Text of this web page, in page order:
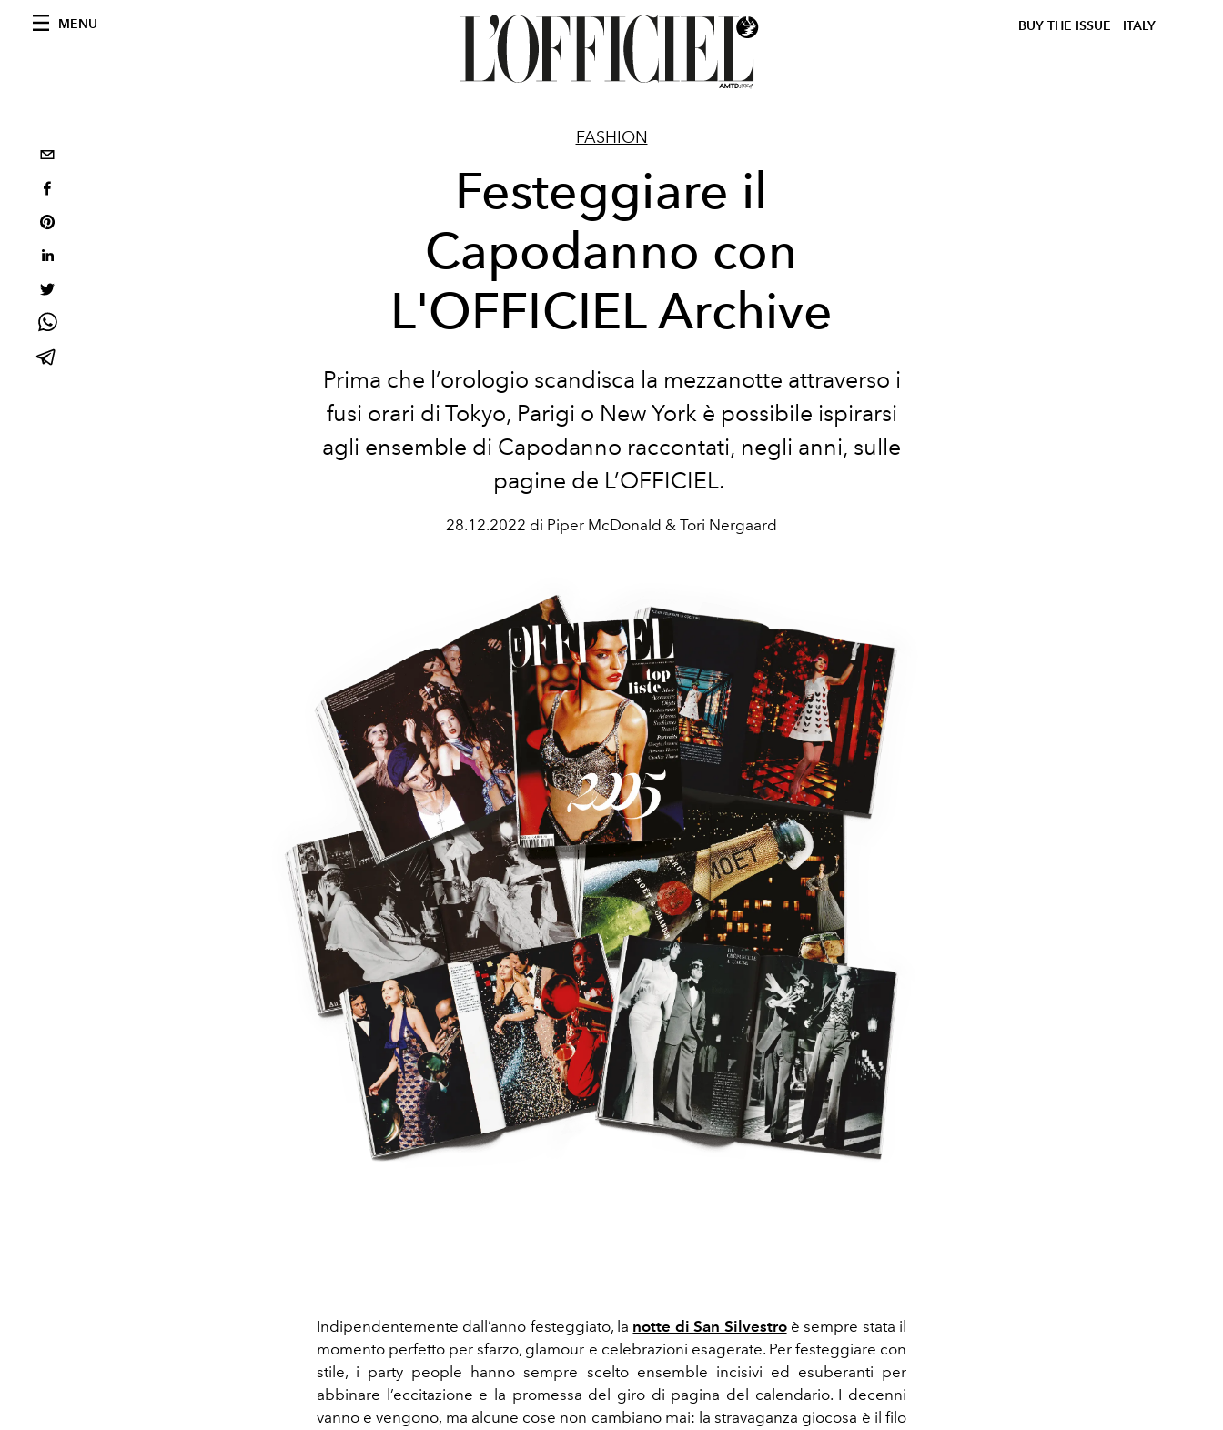
MENU BUY THE ISSUE ITALY
FASHION
Festeggiare il
Capodanno con
L'OFFICIEL Archive
Prima che l’orologio scandisca la mezzanotte attraverso i
fusi orari di Tokyo, Parigi o New York è possibile ispirarsi
agli ensemble di Capodanno raccontati, negli anni, sulle
pagine de L’OFFICIEL.
28.12.2022 di Piper McDonald & Tori Nergaard
Indipendentemente dall’anno festeggiato, la notte di San Silvestroè sempre stata il
momento perfetto per sfarzo, glamour e celebrazioni esagerate. Per festeggiare con
stile, i party people hanno sempre scelto ensemble incisivi ed esuberanti per
abbinare l ’eccitazione e la promessa del giro di pagina del calendario. I decenni
vanno e vengono, ma alcune cose non cambiano mai: la stravaganza giocosa è il filo